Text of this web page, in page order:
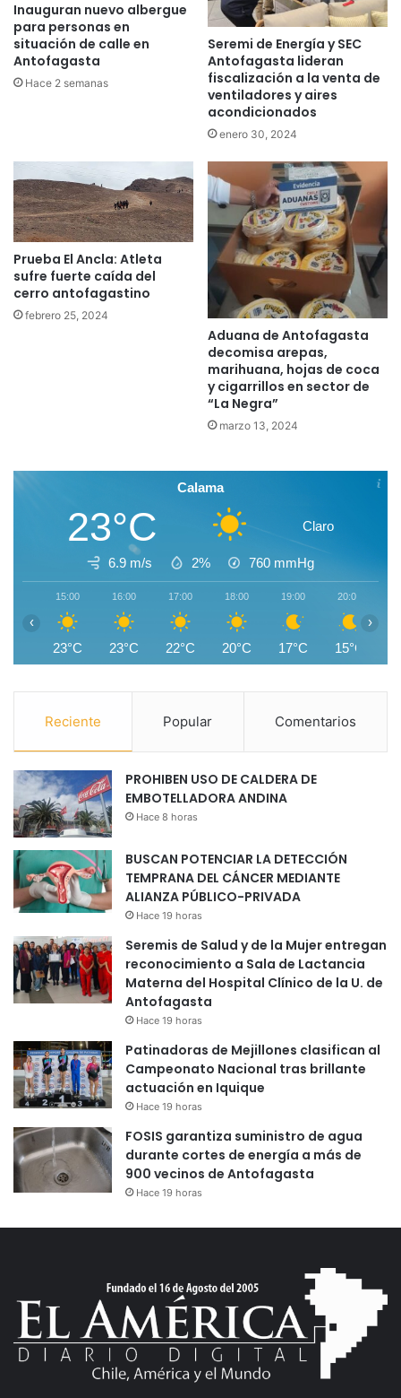
Inauguran nuevo albergue
para personas en
situación de calle en
Antofagasta
Hace 2 semanas
Seremi de Energía y SEC
Antofagasta lideran
fiscalización a la venta de
ventiladores y aires
acondicionados
enero 30, 2024
Prueba El Ancla: Atleta
sufre fuerte caída del
cerro antofagastino
febrero 25, 2024
Aduana de Antofagasta
decomisa arepas,
marihuana, hojas de coca
y cigarrillos en sector de
“La Negra”
marzo 13, 2024
Calama
23°C Claro
6.9 m/s 2% 760 mmHg
15:00
23°C
16:00
23°C
17:00
22°C
18:00
20°C
19:00
17°C
20:00
15°C
‹ ›
Reciente Popular Comentarios
PROHIBEN USO DE CALDERA DE
EMBOTELLADORA ANDINA
Hace 8 horas
BUSCAN POTENCIAR LA DETECCIÓN
TEMPRANA DEL CÁNCER MEDIANTE
ALIANZA PÚBLICO-PRIVADA
Hace 19 horas
Seremis de Salud y de la Mujer entregan
reconocimiento a Sala de Lactancia
Materna del Hospital Clínico de la U. de
Antofagasta
Hace 19 horas
Patinadoras de Mejillones clasifican al
Campeonato Nacional tras brillante
actuación en Iquique
Hace 19 horas
FOSIS garantiza suministro de agua
durante cortes de energía a más de
900 vecinos de Antofagasta
Hace 19 horas